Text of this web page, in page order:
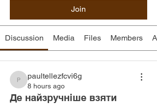
Join
Discussion Media Files Members
paultellezfcvi6g
paultellezfcvi6g
8 hours ago
Де найзручніше взяти